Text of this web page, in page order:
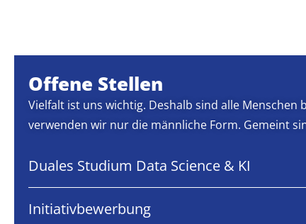
Offene Stellen
Vielfalt ist uns wichtig. Deshalb sind alle
verwenden wir nur die männliche Form. Gemeint
Duales Studium Data Science & KI
Initiativbewerbung